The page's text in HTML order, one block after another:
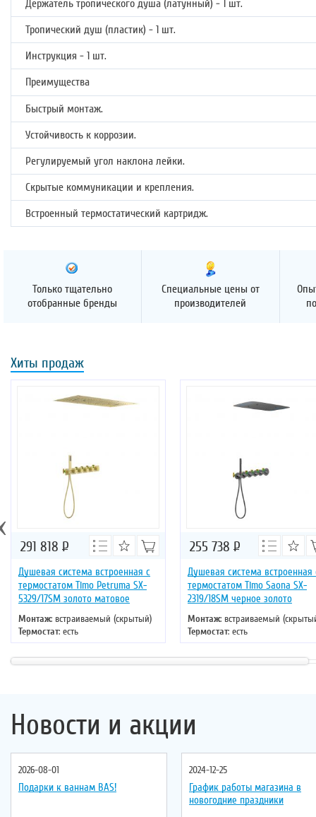
Держатель тропического душа (латунный) - 1 шт.
Тропический душ (пластик) - 1 шт.
Инструкция - 1 шт.
Преимущества
Быстрый монтаж.
Устойчивость к коррозии.
Регулируемый угол наклона лейки.
Скрытые коммуникации и крепления.
Встроенный термостатический картридж.
Только тщательно
отобранные бренды
Специальные цены от
производителей
Хиты продаж
Душевая система встроенная с
термостатом Timo Petruma SX-
5329/17SM золото матовое
Монтаж: встраиваемый (скрытый)
Термостат: есть
Цвет: золото
291 818 Р
Душевая система встроенная
термостатом Timo Saona SX-
2319/18SM черное золото
Монтаж: встраиваемый
Термостат: есть
Цвет: черное золото
255 738 Р
Новости и акции
2026-08-01
Подарки к ваннам BAS!
2024-12-25
График работы магазина в
новогодние праздники